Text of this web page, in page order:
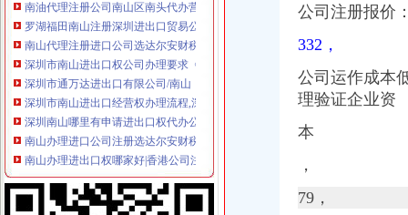
罗湖福田南山注册深圳进出口贸易公司办理进出口经营权-深圳58同城
南山代理注册进口公司选达尔安财税-咨询-十堰网
深圳市南山进出口权公司办理要求《官方指定,深圳市南山进出口权公
深圳市通万达进出口有限公司/南山
深圳市南山进出口经营权办理流程,深圳市南山进出口经营权办理流
深圳南山哪里有申请进出口权代办公司-商务服务
南山办理进口公司注册选达尔安财税-咨询-十堰网
南山办理进出口权哪家好|香港公司注册|华创财务代理不二之选_华创公
南山公司办理进出口权-商务服务-绍兴E网
宁波市南山进出口有限公司联系方式_信用报告_工商信息-启信宝
南山工商注册厂家_南山工商注册厂家/公司-阿里巴巴公司黄页
公司注册报价
332，
公司运作成本
理验证企业资
本
，
79，